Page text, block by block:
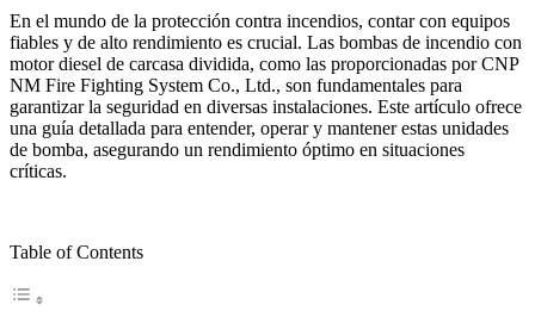
En el mundo de la protección contra incendios, contar con equipos
fiables y de alto rendimiento es crucial. Las bombas de incendio con
motor diesel de carcasa dividida, como las proporcionadas por CNP
NM Fire Fighting System Co., Ltd., son fundamentales para
garantizar la seguridad en diversas instalaciones. Este artículo ofrece
una guía detallada para entender, operar y mantener estas unidades
de bomba, asegurando un rendimiento óptimo en situaciones
críticas.
Table of Contents